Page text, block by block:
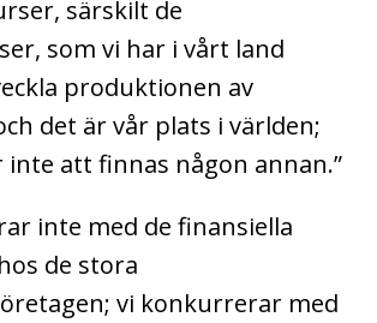
särskilt de
som vi har i vårt land
produktionen av
det är vår plats i världen;
att finnas någon annan.”
inte med de finansiella
de stora
vi konkurrerar med